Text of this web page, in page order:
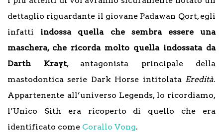
dettaglio riguardante il giovane Padawan Qort, egli
infatti indossa quella che sembra essere una
maschera, che ricorda molto quella indossata da
Darth Krayt, antagonista principale della
mastodontica serie Dark Horse intitolata Eredità.
Appartenente all’universo Legends, lo ricordiamo,
l’Unico Sith era ricoperto di quello che era
identificato come Corallo Vong.